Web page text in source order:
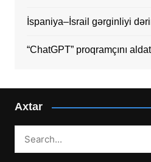
İspaniya–İsrail gərginliyi
“ChatGPT” proqramçını
Axtar